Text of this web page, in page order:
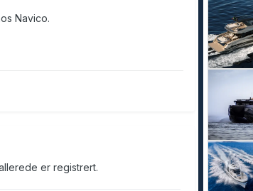
Navico.
er registrert.